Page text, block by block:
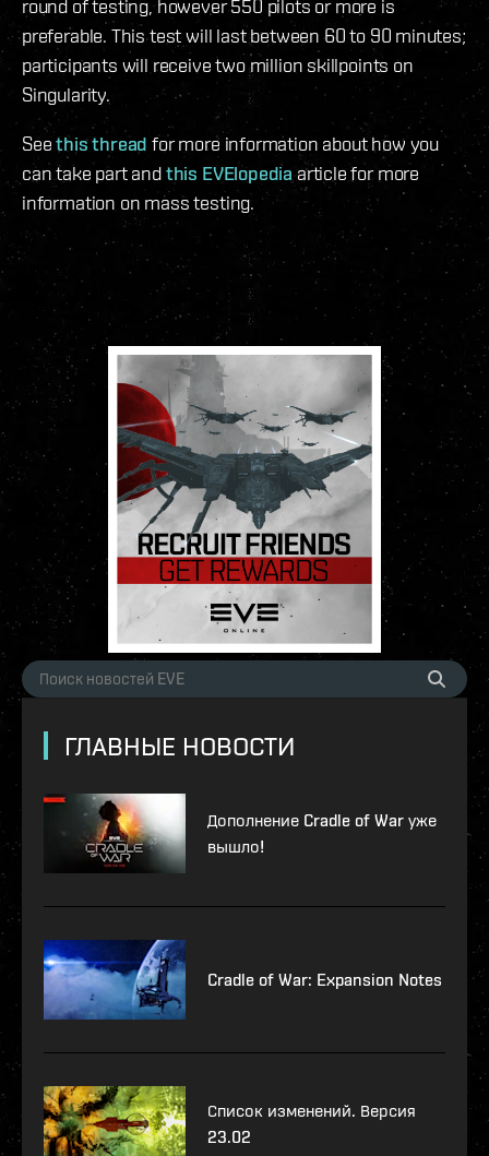
round of testing, however 550 pilots or more is
preferable. This test will last between 60 to 90 minutes;
participants will receive two million skillpoints on
Singularity.
Seethis thread for more information about how you
can take part andthis EVElopedia article for more
information on mass testing.
ГЛАВНЫЕ НОВОСТИ
Дополнение Cradle of War уже
вышло!
Cradle of War: Expansion Notes
Список изменений. Версия
23.02